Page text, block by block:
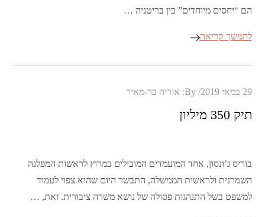
הם “יחסים מיוחדים” בין בריטניה …
להמשך קריאה
Posted
29 במאי 2019 By: אוריה בר-מאיר
תיק 350 מיליון
בוריס ג’ונסון, אחד המועמדים המובילים במרוץ לראשות המפלגה
השמרנית ולראשות הממשלה, התבשר היום שהוא צפוי לעמוד
למשפט בשל התנהגות פסולה של נושא משרה ציבורית. זאת, …